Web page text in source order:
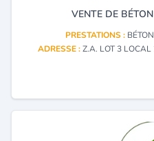
VENTE DE
PRESTATIONS :
ADRESSE :Z.A. LOT 3